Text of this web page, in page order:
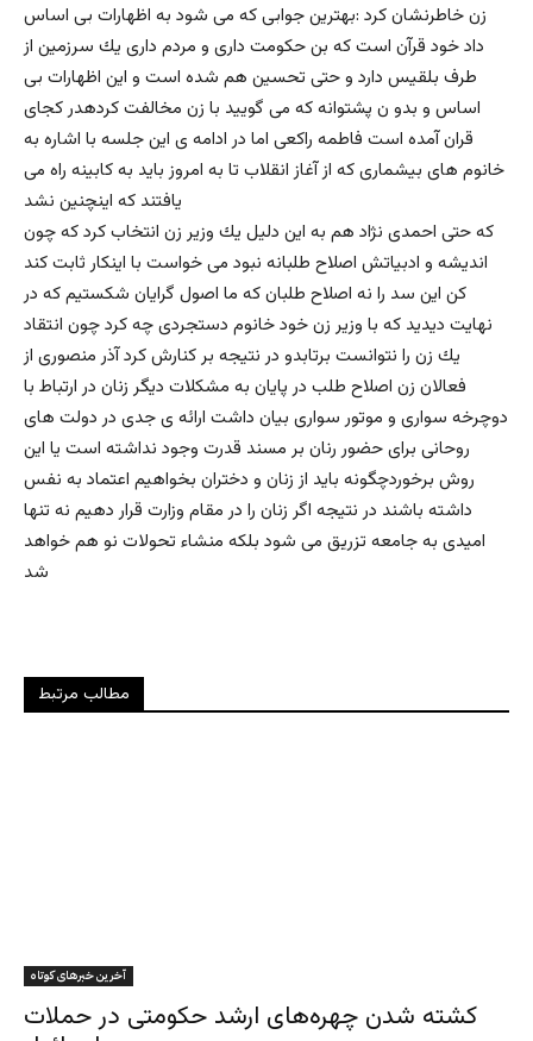
زن خاطرنشان كرد :بهترين جوابى كه مى شود به اظهارات بى اساس
داد خود قرآن است كه بن حكومت دارى و مردم دارى يك سرزمين از
طرف بلقيس دارد و حتى تحسين هم شده است و اين اظهارات بى
اساس و بدو ن پشتوانه كه مى گوييد با زن مخالفت كردهدر كجاى
قران آمده است فاطمه راكعى اما در ادامه ى اين جلسه با اشاره به
خانوم هاى بيشمارى كه از آغاز انقلاب تا به امروز بايد به كابينه راه مى
يافتند كه اينچنين نشد
كه حتى احمدى نژاد هم به اين دليل يك وزير زن انتخاب كرد كه چون
انديشه و ادبياتش اصلاح طلبانه نبود مى خواست با اينكار ثابت كند
كن اين سد را نه اصلاح طلبان كه ما اصول گرايان شكستيم كه در
نهايت ديديد كه با وزير زن خود خانوم دستجردى چه كرد چون انتقاد
يك زن را نتوانست برتابدو در نتيجه بر كنارش كرد آذر منصورى از
فعالان زن اصلاح طلب در پايان به مشكلات ديگر زنان در ارتباط با
دوچرخه سوارى و موتور سوارى بيان داشت ارائه ى جدى در دولت هاى
روحانى براى حضور رنان بر مسند قدرت وجود نداشته است يا اين
روش برخوردچگونه بايد از زنان و دختران بخواهيم اعتماد به نفس
داشته باشند در نتيجه اگر زنان را در مقام وزارت قرار دهيم نه تنها
اميدى به جامعه تزريق مى شود بلكه منشاء تحولات نو هم خواهد
شد
مطالب مرتبط
آخرین خبرهای کوتاه
کشته شدن چهره‌های ارشد حکومتی در حملات